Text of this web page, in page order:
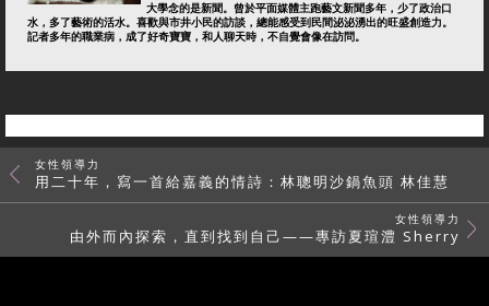
大學念的是新聞。曾於平面媒體主跑藝文新聞多年，少了政治口
水，多了藝術的活水。喜歡與市井小民的訪談，總能感受到民間泌泌湧出的旺盛創造力。
記者多年的職業病，成了好奇寶寶，和人聊天時，不自覺會像在訪問。
女性領導力
用二十年，寫一首給嘉義的情詩：林聰明沙鍋魚頭 林佳慧
女性領導力
由外而內探索，直到找到自己——專訪夏瑄澧 Sherry